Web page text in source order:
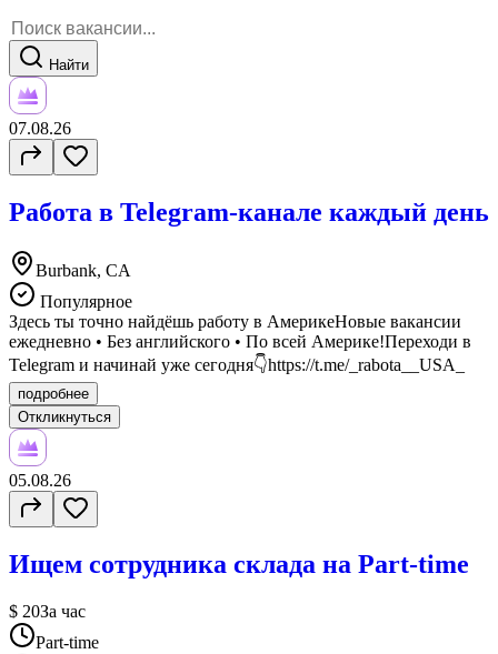
Найти
07.08.26
Работа в Telegram-канале каждый день
Burbank, CA
Популярное
Здесь ты точно найдёшь работу в АмерикеНовые вакансии
ежедневно • Без английского • По всей Америке!Переходи в
Telegram и начинай уже сегодня👇https://t.me/_rabota__USA_
подробнее
Откликнуться
05.08.26
Ищем сотрудника склада на Part-time
$ 20За час
Part-time